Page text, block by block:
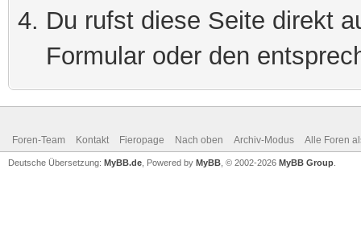
Du rufst diese Seite direkt
Formular oder den
Foren-Team Kontakt Fieropage Nach oben Archiv-Modus Alle Foren
Deutsche Übersetzung: MyBB.de , Powered by MyBB , © 2002-2026 MyBB Group